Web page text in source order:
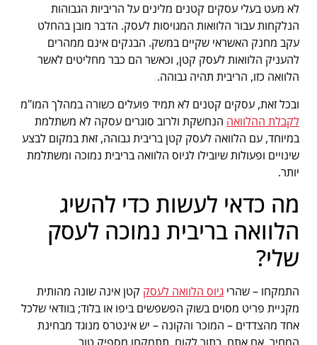
לא מעט בעלי עסקים קטנים מלינים על הריביות הגבוהות
הנלקחות עבור הלוואות המגויסות לעסק. הדבר מובן בהחלט
עקב מחנק האשראי שקיים במשק. הבנקים אינם ממהרים
להעניק הלוואות לעסק קטן, וכאשר הם כבר מחליטים לאשר
הלוואה כזו, הריבית תהיה גבוהה.
ובכל זאת, עסקים קטנים לא תמיד פועלים כשורה במהלך המו"מ
לקבלת ההלוואה הנחשקת ולרוב סוגרים עסקה לא משתלמת
במיוחד, עם הלוואה לעסק קטן בריבית גבוהה, זאת במקום לבצע
שינויים ופעולות שיובילו לגיוס הלוואה בריבית נמוכה ומשתלמת
יותר.
מה כדאי לעשות כדי להשיג
הלוואה בריבית נמוכה לעסק
שלי?
התמקחו – שהרי גיוס הלוואה לעסק קטן אינה שונה מהותית
מקניית פריט מסוים בשוק הפשפשים ביפו או בלוד; בוודאי שלכל
אחד מהצדדים – המוכר והקונה – יש אינטרס מנוגד מבחינת